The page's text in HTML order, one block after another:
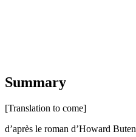
Summary
[Translation to come]
d’après le roman d’Howard Buten